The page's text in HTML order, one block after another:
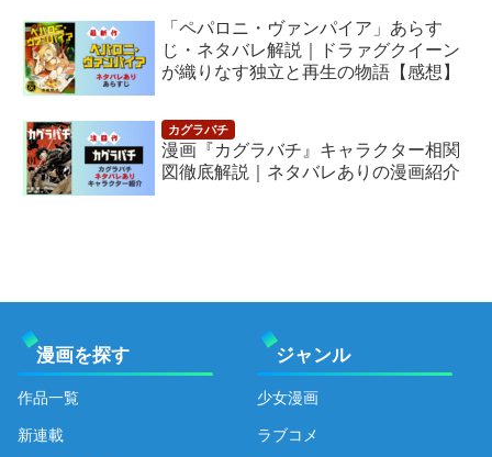
「ペパロニ・ヴァンパイア」あらす
じ・ネタバレ解説｜ドラァグクイーン
が織りなす独立と再生の物語【感想】
漫画『カグラバチ』キャラクター相関
図徹底解説｜ネタバレありの漫画紹介
漫画を探す
作品一覧
新連載
ジャンル
少女漫画
ラブコメ